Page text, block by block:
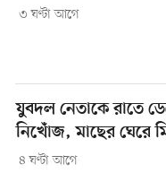
৩ ঘণ্টা আগে
যুবদল নেতাকে রাতে
নিখোঁজ, মাছের ঘেরে
৪ ঘণ্টা আগে